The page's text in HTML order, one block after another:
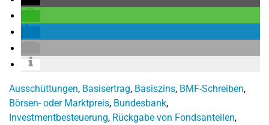
Ausschüttungen, Basisertrag, Basiszins, BMF-Schreiben,
Börsen- oder Marktpreis, Bundesbank,
Investmentbesteuerung, Rückgabe von Fondsanteilen,